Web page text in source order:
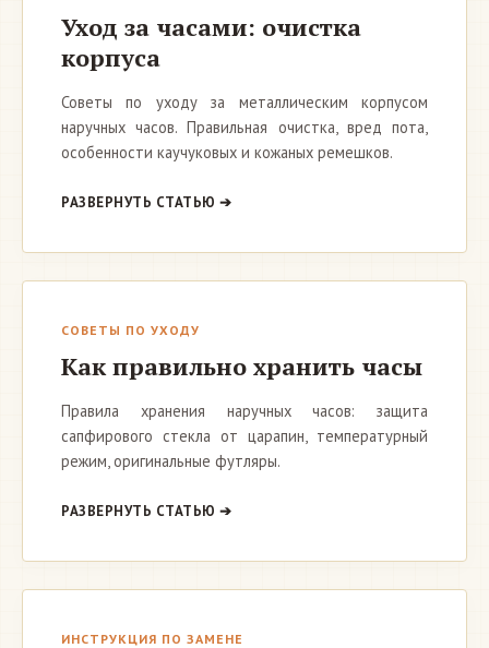
Уход за часами: очистка
корпуса
Советы по уходу за металлическим корпусом
наручных часов. Правильная очистка, вред пота,
особенности каучуковых и кожаных ремешков.
РАЗВЕРНУТЬ СТАТЬЮ ➔
СОВЕТЫ ПО УХОДУ
Как правильно хранить часы
Правила хранения наручных часов: защита
сапфирового стекла от царапин, температурный
режим, оригинальные футляры.
РАЗВЕРНУТЬ СТАТЬЮ ➔
ИНСТРУКЦИЯ ПО ЗАМЕНЕ